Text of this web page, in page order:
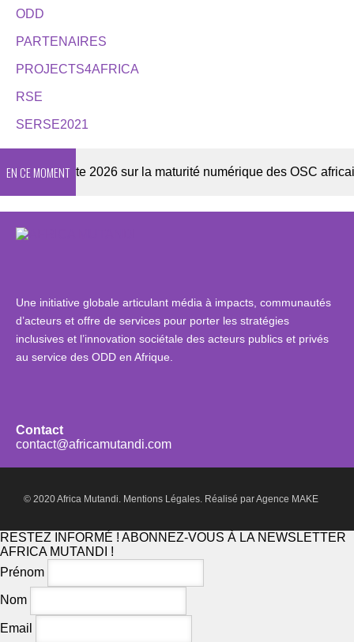
ODD
PARTENAIRES
PROJECTS4AFRICA
RSE
SERSE2021
EN CE MOMENT
Enquête 2026 sur la maturité numérique des OSC africaines
Une initiative globale articulant média à impacts, communautés
d’acteurs et offre de services pour porter les stratégies
inclusives et l’innovation sociétale des acteurs publics et privés
au service des ODD en Afrique.
Contact
contact@africamutandi.com
© 2020 Africa Mutandi. Mentions Légales. Réalisé parAgence MAKE
RESTEZ INFORMÉ ! ABONNEZ-VOUS À LA NEWSLETTER
AFRICA MUTANDI !
Prénom
Nom
Email